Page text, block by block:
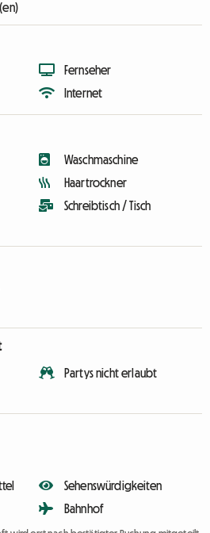
Fernseher
Internet
Waschmaschine
Haartrockner
Schreibtisch / Tisch
Partys nicht erlaubt
Sehenswürdigkeiten
Bahnhof